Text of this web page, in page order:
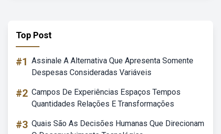
Top Post
#1 Assinale A Alternativa Que Apresenta Somente
Despesas Consideradas Variáveis
#2 Campos De Experiências Espaços Tempos
Quantidades Relações E Transformações
#3 Quais São As Decisões Humanas Que Direcionam